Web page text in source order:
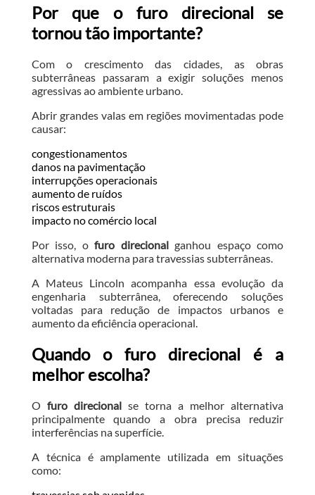
Por que o furo direcional se
tornou tão importante?
Com o crescimento das cidades, as obras
subterrâneas passaram a exigir soluções menos
agressivas ao ambiente urbano.
Abrir grandes valas em regiões movimentadas pode
causar:
congestionamentos
danos na pavimentação
interrupções operacionais
aumento de ruídos
riscos estruturais
impacto no comércio local
Por isso, ofuro direcionalganhou espaço como
alternativa moderna para travessias subterrâneas.
A Mateus Lincoln acompanha essa evolução da
engenharia subterrânea, oferecendo soluções
voltadas para redução de impactos urbanos e
aumento da eficiência operacional.
Quando o furo direcional é a
melhor escolha?
O furo direcionalse torna a melhor alternativa
principalmente quando a obra precisa reduzir
interferências na superfície.
A técnica é amplamente utilizada em situações
como: